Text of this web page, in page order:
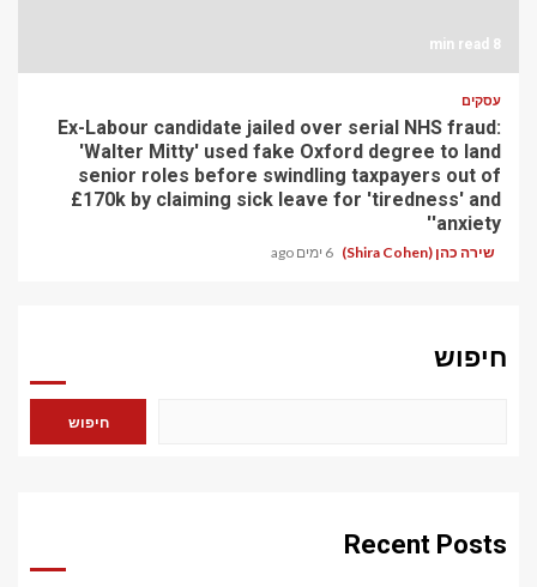
8 min read
עסקים
Ex-Labour candidate jailed over serial NHS fraud:
'Walter Mitty' used fake Oxford degree to land
senior roles before swindling taxpayers out of
£170k by claiming sick leave for 'tiredness' and
'anxiety'
שירה כהן (Shira Cohen) 6 ימים ago
חיפוש
חיפוש
Recent Posts